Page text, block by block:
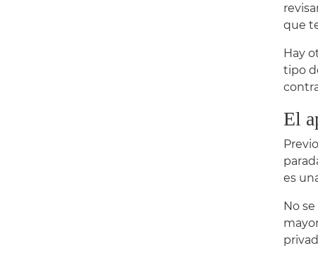
que
Hay
tipo
El
es
No